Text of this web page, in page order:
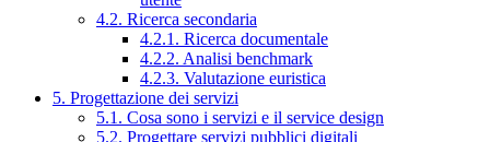
4.2. Ricerca secondaria
4.2.1. Ricerca documentale
4.2.2. Analisi benchmark
4.2.3. Valutazione euristica
5. Progettazione dei servizi
5.1. Cosa sono i servizi e il service design
5.2. Progettare servizi pubblici digitali